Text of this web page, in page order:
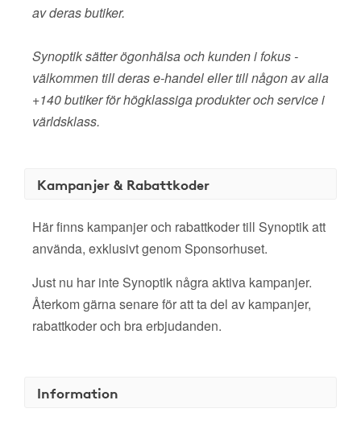
av deras butiker.
Synoptik sätter ögonhälsa och kunden i fokus -
välkommen till deras e-handel eller till någon av alla
+140 butiker för högklassiga produkter och service i
världsklass.
Kampanjer & Rabattkoder
Här finns kampanjer och rabattkoder till Synoptik att
använda, exklusivt genom Sponsorhuset.
Just nu har inte Synoptik några aktiva kampanjer.
Återkom gärna senare för att ta del av kampanjer,
rabattkoder och bra erbjudanden.
Information